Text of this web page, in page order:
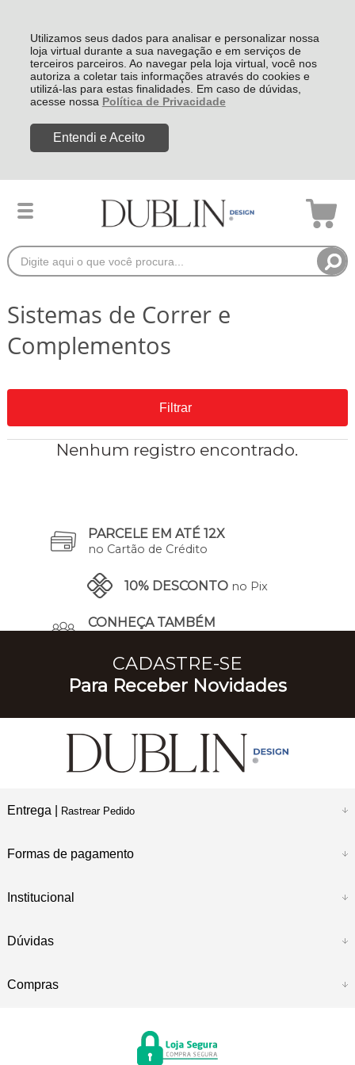
Utilizamos seus dados para analisar e personalizar nossa
loja virtual durante a sua navegação e em serviços de
terceiros parceiros. Ao navegar pela loja virtual, você nos
autoriza a coletar tais informações através do cookies e
utilizá-las para estas finalidades. Em caso de dúvidas,
acesse nossa Política de Privacidade
Entendi e Aceito
Sistemas de Correr e
Complementos
Filtrar
Nenhum registro encontrado.
PARCELE EM ATÉ 12X
no Cartão de Crédito
10% DESCONTO no Pix
CONHEÇA TAMBÉM
CADASTRE-SE
Para Receber Novidades
Entrega | Rastrear Pedido
Formas de pagamento
Institucional
Dúvidas
Compras